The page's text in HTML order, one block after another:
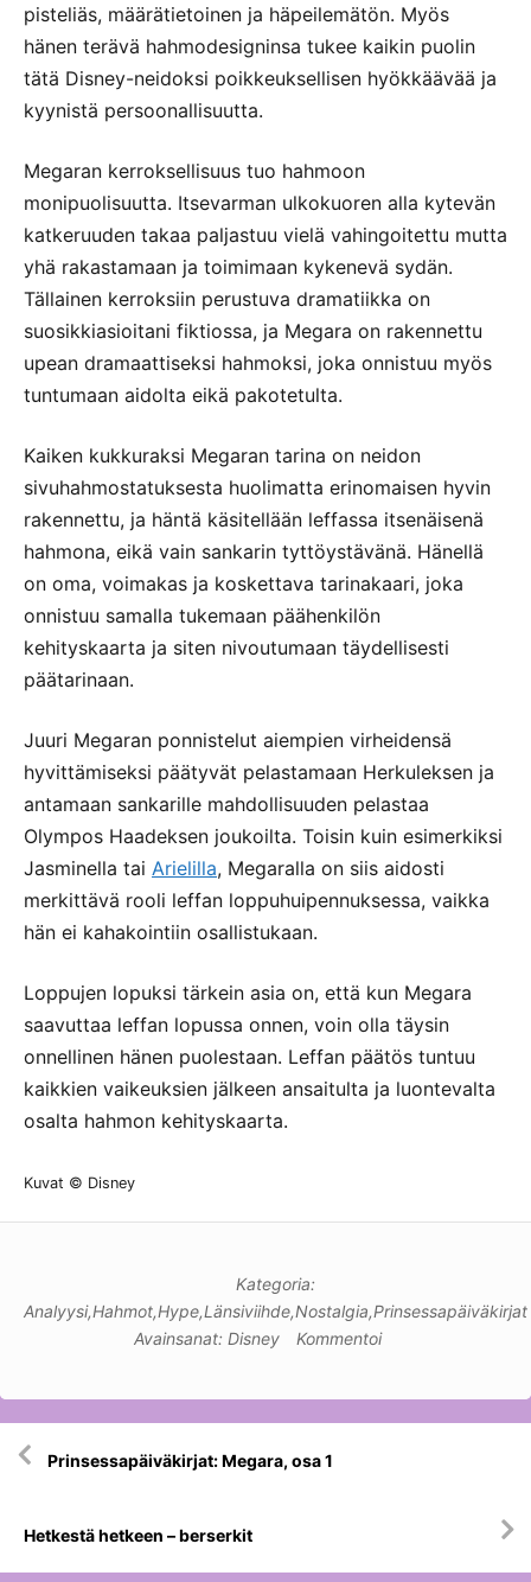
pisteliäs, määrätietoinen ja häpeilemätön. Myös
hänen terävä hahmodesigninsa tukee kaikin puolin
tätä Disney-neidoksi poikkeuksellisen hyökkäävää ja
kyynistä persoonallisuutta.
Megaran kerroksellisuus tuo hahmoon
monipuolisuutta. Itsevarman ulkokuoren alla kytevän
katkeruuden takaa paljastuu vielä vahingoitettu mutta
yhä rakastamaan ja toimimaan kykenevä sydän.
Tällainen kerroksiin perustuva dramatiikka on
suosikkiasioitani fiktiossa, ja Megara on rakennettu
upean dramaattiseksi hahmoksi, joka onnistuu myös
tuntumaan aidolta eikä pakotetulta.
Kaiken kukkuraksi Megaran tarina on neidon
sivuhahmostatuksesta huolimatta erinomaisen hyvin
rakennettu, ja häntä käsitellään leffassa itsenäisenä
hahmona, eikä vain sankarin tyttöystävänä. Hänellä
on oma, voimakas ja koskettava tarinakaari, joka
onnistuu samalla tukemaan päähenkilön
kehityskaarta ja siten nivoutumaan täydellisesti
päätarinaan.
Juuri Megaran ponnistelut aiempien virheidensä
hyvittämiseksi päätyvät pelastamaan Herkuleksen ja
antamaan sankarille mahdollisuuden pelastaa
Olympos Haadeksen joukoilta. Toisin kuin esimerkiksi
Jasminella tai Arielilla, Megaralla on siis aidosti
merkittävä rooli leffan loppuhuipennuksessa, vaikka
hän ei kahakointiin osallistukaan.
Loppujen lopuksi tärkein asia on, että kun Megara
saavuttaa leffan lopussa onnen, voin olla täysin
onnellinen hänen puolestaan. Leffan päätös tuntuu
kaikkien vaikeuksien jälkeen ansaitulta ja luontevalta
osalta hahmon kehityskaarta.
Kuvat © Disney
Kategoria:
Analyysi,Hahmot,Hype,Länsiviihde,Nostalgia,Prinsessapäiväkirjat
Avainsanat: Disney Kommentoi
selausPrinsessapäiväkirjat: Megara, osa 1
Hetkestä hetkeen – berserkit